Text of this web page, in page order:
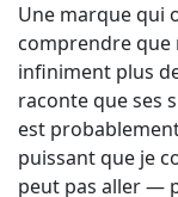
Une marque qui
comprendre que
infiniment plus
raconte que ses
est
puissant que je
peut pas aller —